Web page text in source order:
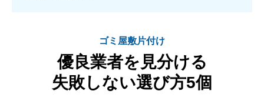
ゴミ屋敷片付け
優良業者を見分ける
失敗しない選び方5個